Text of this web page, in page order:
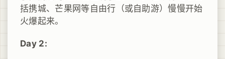
括携城、芒果网等自由行（或自助游）慢慢开始
火爆起来。
Day 2: